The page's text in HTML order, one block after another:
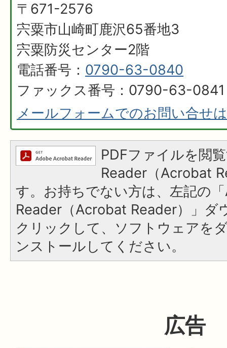
〒671-2576
宍粟市山崎町鹿沢65番地3
宍粟防災センター2階
電話番号： 0790-63-0840
ファックス番号：0790-63-0841
メールフォームでのお問い合せ
PDFファイルを閲
Reader（Acrobat
す。お持ちでない方は、左記の
Reader（Acrobat Reader）」ダ
クリックして、ソフトウェアを
ンストールしてください。
広告